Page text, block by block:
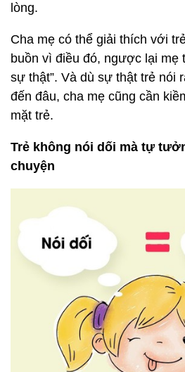
lòng.
Cha mẹ có thể giải thích với
buồn vì điều đó, ngược lại mẹ
sự thật”. Và dù sự thật trẻ nói
đến đâu, cha mẹ cũng cần
mặt trẻ.
Trẻ không nói dối mà tự
chuyện